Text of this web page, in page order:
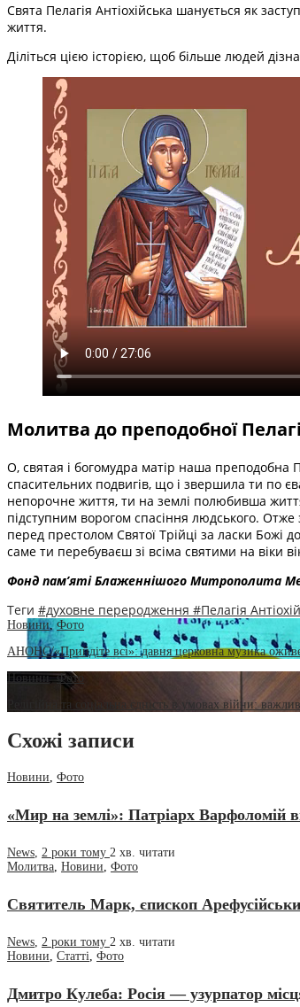
Свята Пелагія Антіохійська шанується як
життя.
Діліться цією історією, щоб більше людей
Молитва до преподобної
О, святая і богомудра матір наша преподобна
спасительних подвигів, що і звершила ти по
непорочне життя, ти на землі полюбивша
підступним ворогом спасіння людського.
перед престолом Святої Трійці за ласки Божі
саме ти перебуваєш зі всіма святими на віки
Фонд пам’яті Блаженнішого Митрополита
Теги #духовне переродження #Пелагія
Новини, Фото
АНОНС/«Прийдіте всі»: давня церковна музика
Новини,Фото
Релігійна та соціальна єдність в умовах війни:
Схожі записи
Новини, Фото
«Мир на землі»: Патріарх Варфоломій
News, 2 роки тому 2 хв. читати
Молитва, Новини, Фото
Святитель Марк, єпископ
News, 2 роки тому 2 хв. читати
Новини, Статті, Фото
Дмитро Кулеба: Росія — узурпатор